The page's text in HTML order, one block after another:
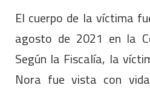
El cuerpo de la víctima
agosto de 2021 en la
Según la Fiscalía, la
Nora fue vista con